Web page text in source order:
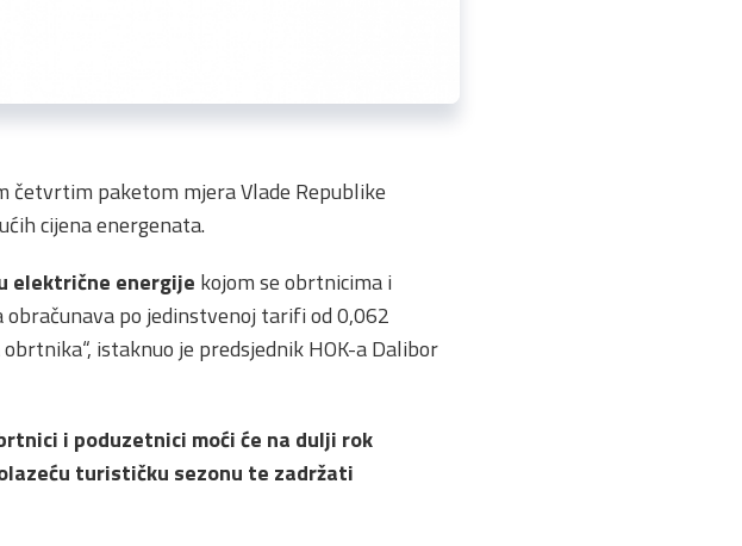
paketom mjera Vlade Republike
cijena energenata.
električne energije kojom se obrtnicima i
po jedinstvenoj tarifi od 0,062
istaknuo je predsjednik HOK-a Dalibor
i poduzetnici moći će na dulji rok
turističku sezonu te zadržati